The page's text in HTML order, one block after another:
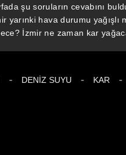
şu soruların cevabını
yarınki hava durumu
İzmir ne zaman kar
- DENIZ SUYU - KAR -